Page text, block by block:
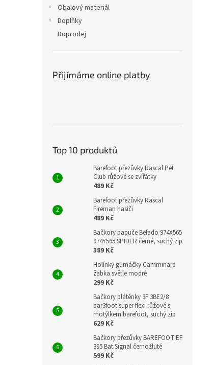
Obalový materiál
Doplňky
Doprodej
Přijímáme online platby
Top 10 produktů
Barefoot přezůvky Rascal Pet
Club růžové se zvířátky
489 Kč
Barefoot přezůvky Rascal
Fireman hasiči
489 Kč
Bačkory papuče Befado 974X565
974Y565 SPIDER černé, suchý zip
389 Kč
Holínky gumáčky Camminare
žabka světle modré
299 Kč
Bačkory plátěnky 3F 3BE2/8
bar3foot super flexi růžové s
motýlkem barefoot, suchý zip
629 Kč
Bačkory přezůvky BAREFOOT EF
395 Bat Signal černožluté
599 Kč